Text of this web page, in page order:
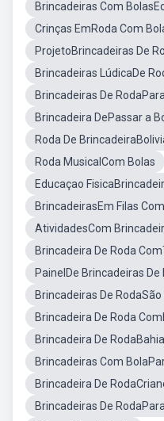
Brincadeiras Com
Crinças EmRoda Com
ProjetoBrincadeiras De
Brincadeiras LúdicaDe
Brincadeiras De
Brincadeira DePassar a
Roda De
Roda MusicalCom Bolas
Educaçao
BrincadeirasEm Filas
AtividadesCom
Brincadeira De Roda
PainelDe Brincadeiras De
Brincadeiras De RodaSão
Brincadeira De Roda
Brincadeira De RodaBahia
Brincadeiras Com
Brincadeira De
Brincadeiras De